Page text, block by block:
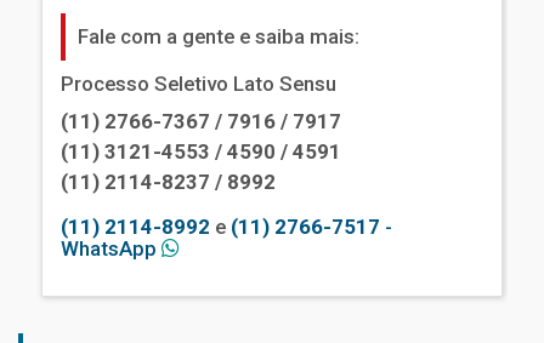
Fale com a gente e saiba mais:
Processo Seletivo Lato Sensu
(11) 2766-7367 / 7916 / 7917
(11) 3121-4553 / 4590 / 4591
(11) 2114-8237 / 8992
(11) 2114-8992 e (11) 2766-7517 -
WhatsApp